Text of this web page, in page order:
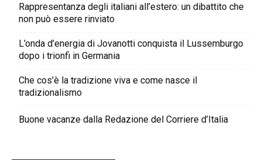
Rappresentanza degli italiani all’estero: un dibattito che
non può essere rinviato
L’onda d’energia di Jovanotti conquista il Lussemburgo
dopo i trionfi in Germania
Che cos’è la tradizione viva e come nasce il
tradizionalismo
Buone vacanze dalla Redazione del Corriere d’Italia